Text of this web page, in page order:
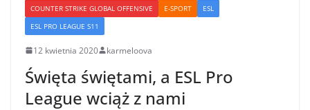
COUNTER STRIKE GLOBAL OFFENSIVE E-SPORT
ESL
ESL PRO LEAGUE S11
12 kwietnia 2020 karmeloova
Święta świętami, a ESL Pro
League wciąż z nami